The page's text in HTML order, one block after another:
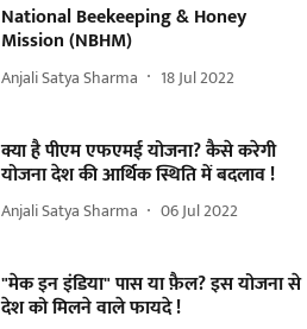
National Beekeeping & Honey
Mission (NBHM)
Anjali Satya Sharma 18 Jul 2022
क्या है पीएम एफएमई योजना? कैसे करेगी
योजना देश की आर्थिक स्थिति में बदलाव !
Anjali Satya Sharma 06 Jul 2022
"मेक इन इंडिया" पास या फ़ैल? इस योजना से
देश को मिलने वाले फायदे !